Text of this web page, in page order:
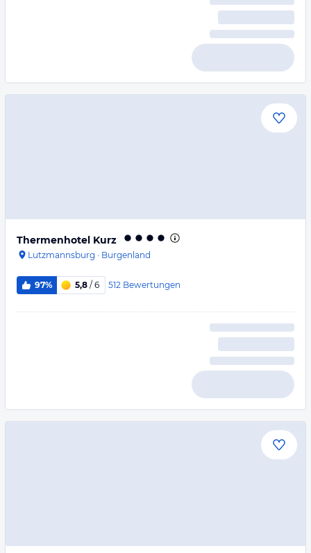
Thermenhotel Kurz
Lutzmannsburg · Burgenland
97% 5,8 / 6 512 Bewertungen